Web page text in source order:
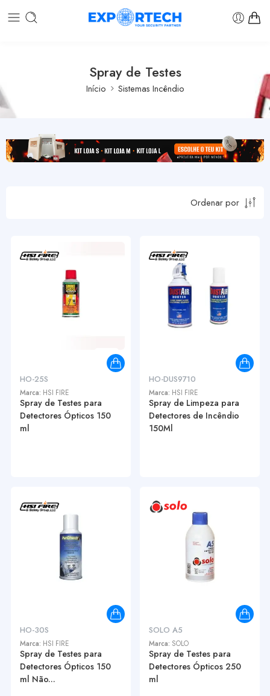
Spray de Testes
Início Sistemas Incêndio
Ordenar por
HO-25S
Marca: HSI FIRE
Spray de Testes para
Detectores Ópticos 150
ml
HO-DUS9710
Marca: HSI FIRE
Spray de Limpeza para
Detectores de Incêndio
150Ml
HO-30S
Marca: HSI FIRE
Spray de Testes para
Detectores Ópticos 150
ml Não...
SOLO A5
Marca: SOLO
Spray de Testes para
Detectores Ópticos 250
ml